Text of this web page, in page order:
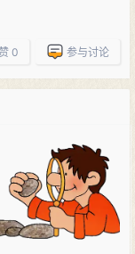
0 参与讨论